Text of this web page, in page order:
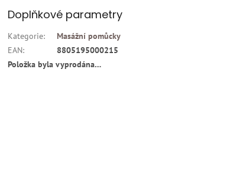
Doplňkové parametry
Kategorie:
Masážní pomůcky
EAN:
8805195000215
Položka byla vyprodána…